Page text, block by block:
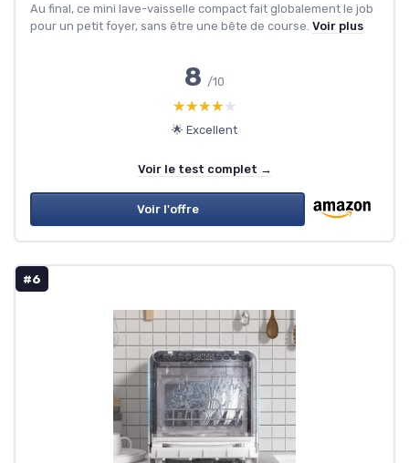
Au final, ce mini lave-vaisselle compact fait globalement le job
pour un petit foyer, sans être une bête de course. Voir plus
8 /10
★★★★★
★★★★★
🌟 Excellent
Voir le test complet →
Voir l'offre
#6